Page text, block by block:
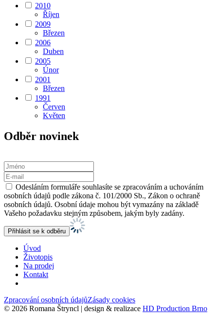
2010
Říjen
2009
Březen
2006
Duben
2005
Únor
2001
Březen
1991
Červen
Květen
Odběr novinek
Odesláním formuláře souhlasíte se zpracováním a uchováním
osobních údajů podle zákona č. 101/2000 Sb., Zákon o ochraně
osobních údajů. Osobní údaje mohou být vymazány na základě
Vašeho požadavku stejným způsobem, jakým byly zadány.
Úvod
Životopis
Na prodej
Kontakt
Zpracování osobních údajůZásady cookies
© 2026 Romana Štryncl | design & realizace HD Production Brno